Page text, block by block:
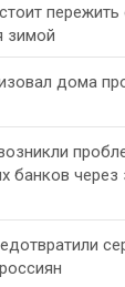
зимой
дома
банков